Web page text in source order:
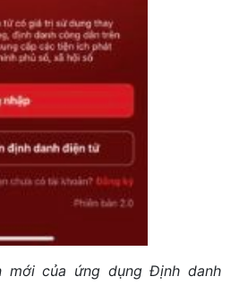
mới của ứng dụng Định danh